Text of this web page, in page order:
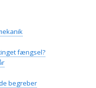
fængsel?
begreber